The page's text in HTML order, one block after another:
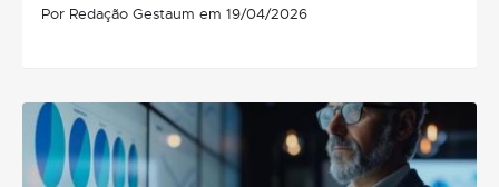
Por Redação Gestaum em 19/04/2026